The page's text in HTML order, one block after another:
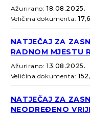
Ažurirano:18.08.2025.
Veličina dokumenta:
NATJEČAJ ZA
RADNOM MJESTU
Ažurirano:13.08.2025.
Veličina dokumenta:
NATJEČAJ ZA
NEODREĐENO